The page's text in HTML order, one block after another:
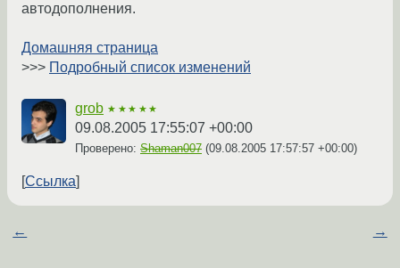
автодополнения.
Домашняя страница
>>> Подробный список изменений
grob ★★★★★
09.08.2005 17:55:07 +00:00
Проверено: Shaman007 (09.08.2005 17:57:57 +00:00)
Ссылка
← →